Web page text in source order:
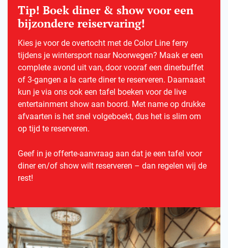
Tip! Boek diner & show voor een
bijzondere reiservaring!
Kies je voor de overtocht met de Color Line ferry
tijdens je wintersport naar Noorwegen? Maak er een
complete avond uit van, door vooraf een dinerbuffet
of 3-gangen a la carte diner te reserveren. Daarnaast
kun je via ons ook een tafel boeken voor de live
entertainment show aan boord. Met name op drukke
afvaarten is het snel volgeboekt, dus het is slim om
op tijd te reserveren.
Geef in je offerte-aanvraag aan dat je een tafel voor
diner en/of show wilt reserveren – dan regelen wij de
rest!